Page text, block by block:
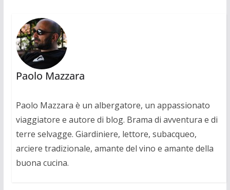
Paolo Mazzara
Paolo Mazzara è un albergatore, un appassionato
viaggiatore e autore di blog. Brama di avventura e di
terre selvagge. Giardiniere, lettore, subacqueo,
arciere tradizionale, amante del vino e amante della
buona cucina.